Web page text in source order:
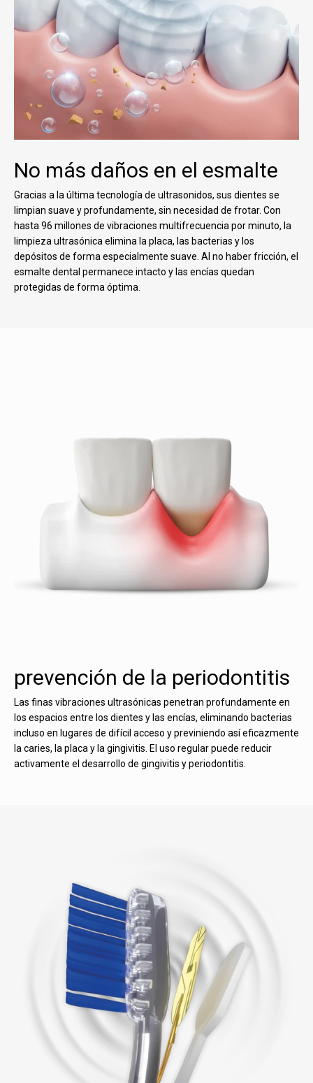
No más daños en el esmalte
Gracias a la última tecnología de ultrasonidos, sus dientes se
limpian suave y profundamente, sin necesidad de frotar. Con
hasta 96 millones de vibraciones multifrecuencia por minuto, la
limpieza ultrasónica elimina la placa, las bacterias y los
depósitos de forma especialmente suave. Al no haber fricción, el
esmalte dental permanece intacto y las encías quedan
protegidas de forma óptima.
prevención de la periodontitis
Las finas vibraciones ultrasónicas penetran profundamente en
los espacios entre los dientes y las encías, eliminando bacterias
incluso en lugares de difícil acceso y previniendo así eficazmente
la caries, la placa y la gingivitis. El uso regular puede reducir
activamente el desarrollo de gingivitis y periodontitis.